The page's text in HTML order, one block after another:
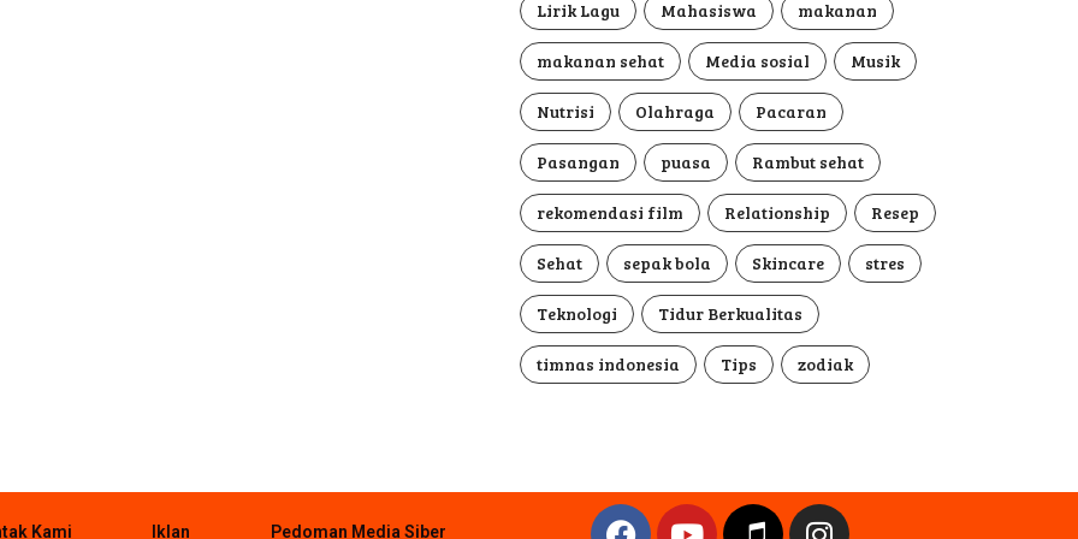
Lirik Lagu Mahasiswa makanan
makanan sehat Media sosial Musik
Nutrisi Olahraga Pacaran
Pasangan puasa Rambut sehat
rekomendasi film Relationship Resep
Sehat sepak bola Skincare stres
Teknologi Tidur Berkualitas
timnas indonesia Tips zodiak
Kami Iklan Pedoman Media Siber